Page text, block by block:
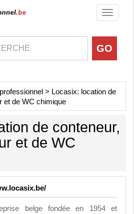
Toggle
> Locasix: location de
et de WC chimique
de conteneur,
et de WC
belge fondée en 1954 et